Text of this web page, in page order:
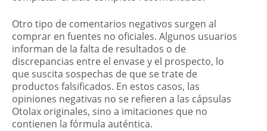
Otro tipo de comentarios negativos surgen al
comprar en fuentes no oficiales. Algunos usuarios
informan de la falta de resultados o de
discrepancias entre el envase y el prospecto, lo
que suscita sospechas de que se trate de
productos falsificados. En estos casos, las
opiniones negativas no se refieren a las cápsulas
Otolax originales, sino a imitaciones que no
contienen la fórmula auténtica.